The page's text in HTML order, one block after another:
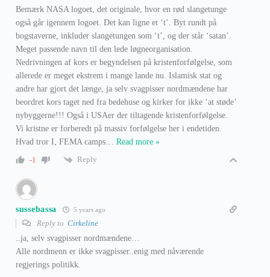
Bemærk NASA logoet, det originale, hvor en rød slangetunge
også går igennem logoet. Det kan ligne et ‘t’. Byt rundt på
bogstaverne, inkluder slangetungen som ‘t’, og der står ‘satan’.
Meget passende navn til den lede løgneorganisation.
Nedrivningen af kors er begyndelsen på kristenforfølgelse, som
allerede er meget ekstrem i mange lande nu. Islamisk stat og
andre har gjort det længe, ja selv svagpisser nordmændene har
beordret kors taget ned fra bedehuse og kirker for ikke ‘at støde’
nybyggerne!!! Også i USAer der tiltagende kristenforfølgelse.
Vi kristne er forberedt på massiv forfølgelse her i endetiden.
Hvad tror I, FEMA camps… Read more »
-1
Reply
sussebassa 5 years ago
Reply to Cirkeline
..ja, selv svagpisser nordmændene…
Alle nordmenn er ikke svagpisser..enig med nåværende
regjerings politikk.